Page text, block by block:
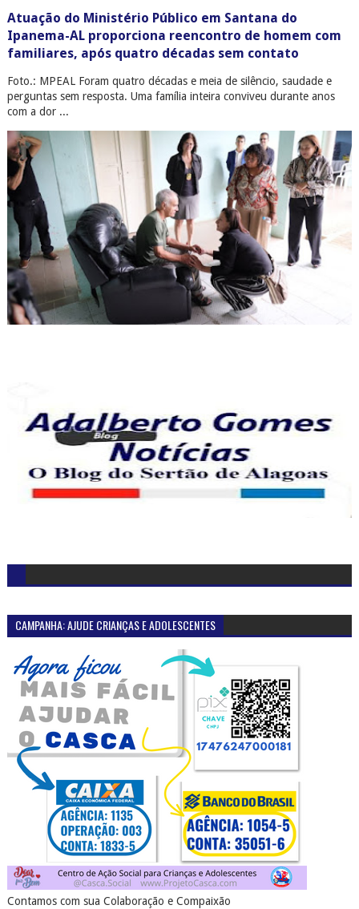
Atuação do Ministério Público em Santana do
Ipanema-AL proporciona reencontro de homem com
familiares, após quatro décadas sem contato
Foto.: MPEAL Foram quatro décadas e meia de silêncio, saudade e
perguntas sem resposta. Uma família inteira conviveu durante anos
com a dor ...
CAMPANHA: AJUDE CRIANÇAS E ADOLESCENTES
Contamos com sua Colaboração e Compaixão